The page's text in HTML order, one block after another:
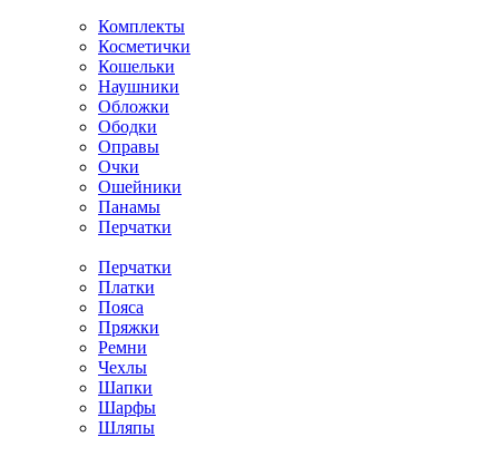
Комплекты
Косметички
Кошельки
Наушники
Обложки
Ободки
Оправы
Очки
Ошейники
Панамы
Перчатки
Перчатки
Платки
Пояса
Пряжки
Ремни
Чехлы
Шапки
Шарфы
Шляпы